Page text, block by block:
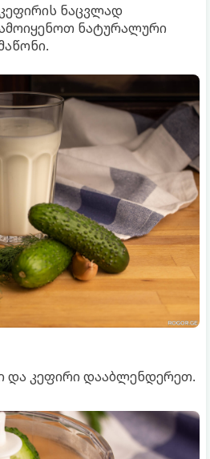
ნაცვლად
ნატურალური
და კეფირი დააბლენდერეთ.